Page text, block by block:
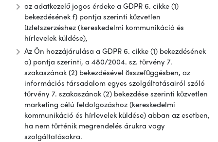
az adatkezelő jogos érdeke a GDPR 6. cikke (1)
bekezdésének f) pontja szerinti közvetlen
üzletszerzéshez (kereskedelmi kommunikáció és
hírlevelek küldése),
Az Ön hozzájárulása a GDPR 6. cikke (1) bekezdésének
a) pontja szerinti, a 480/2004. sz. törvény 7.
szakaszának (2) bekezdésével összefüggésben, az
információs társadalom egyes szolgáltatásairól szóló
törvény 7. szakaszának (2) bekezdése szerinti közvetlen
marketing célú feldolgozáshoz (kereskedelmi
kommunikáció és hírlevelek küldése) abban az esetben,
ha nem történik megrendelés árukra vagy
szolgáltatásokra.